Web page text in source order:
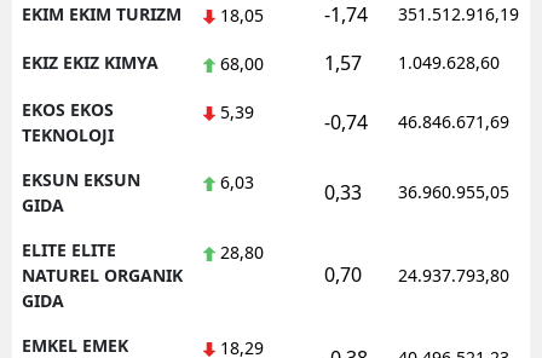
EKIM EKIM TURIZM 18,05 -1,74 351.512.916,19
EKIZ EKIZ KIMYA 68,00 1,57 1.049.628,60
EKOS EKOS
TEKNOLOJI
5,39 -0,74 46.846.671,69
EKSUN EKSUN
GIDA
6,03 0,33 36.960.955,05
ELITE ELITE
NATUREL ORGANIK
GIDA
28,80
0,70 24.937.793,80
EMKEL EMEK
18,29